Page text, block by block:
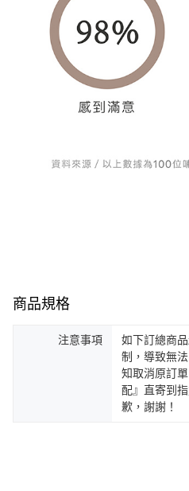
商品規格
注意事項
如下訂總商
制，導致無
知取消原訂
配』直寄到
歉，謝謝！